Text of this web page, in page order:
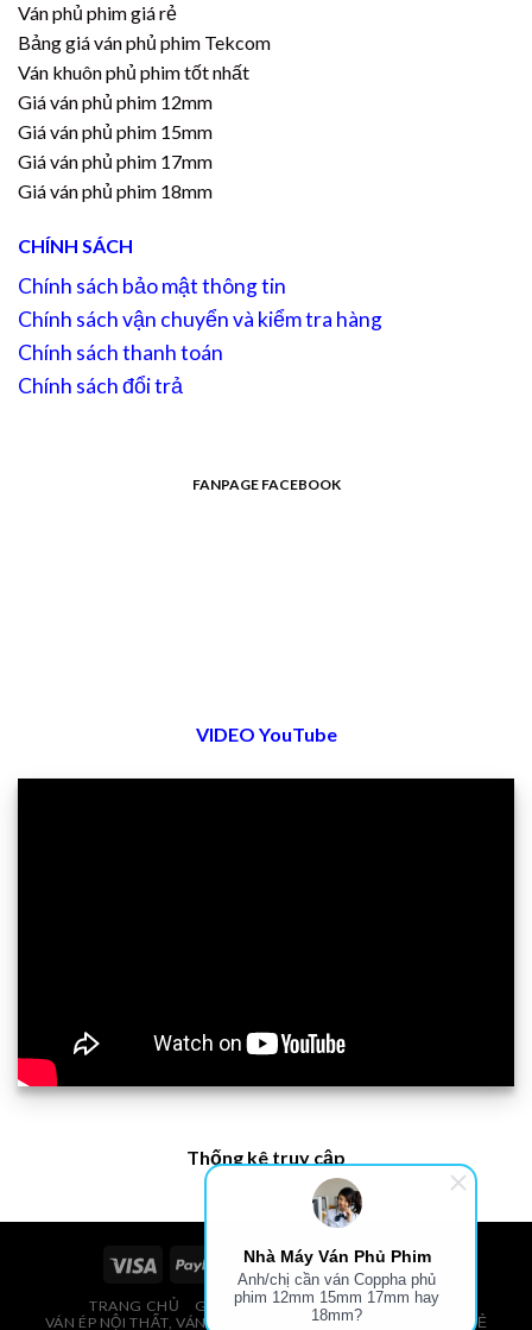
Ván phủ phim giá rẻ
Bảng giá ván phủ phim Tekcom
Ván khuôn phủ phim tốt nhất
Giá ván phủ phim 12mm
Giá ván phủ phim 15mm
Giá ván phủ phim 17mm
Giá ván phủ phim 18mm
CHÍNH SÁCH
Chính sách bảo mật thông tin
Chính sách vận chuyển và kiểm tra hàng
Chính sách thanh toán
Chính sách đổi trả
FANPAGE FACEBOOK
VIDEO YouTube
Thống kê truy cập
TRANG CHỦ
GIÁ VÁN PHỦ PHIM, VÁN COPPHA
VÁN ÉP NỘI THẤT, VÁN ÉP BAO BÌ, VÁN SOFA, PALLETS, VÁN SẺ
Nhà Máy Ván Phủ Phim
Anh/chị cần ván Coppha phủ
phim 12mm 15mm 17mm hay
18mm?